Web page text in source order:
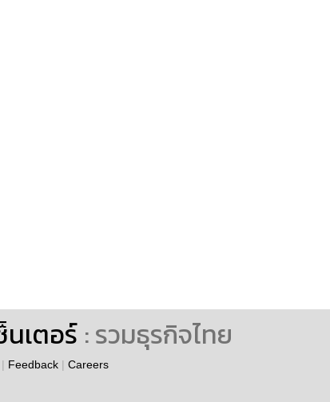
นเตอร์ : รวมธุรกิจไทย
| Feedback | Careers